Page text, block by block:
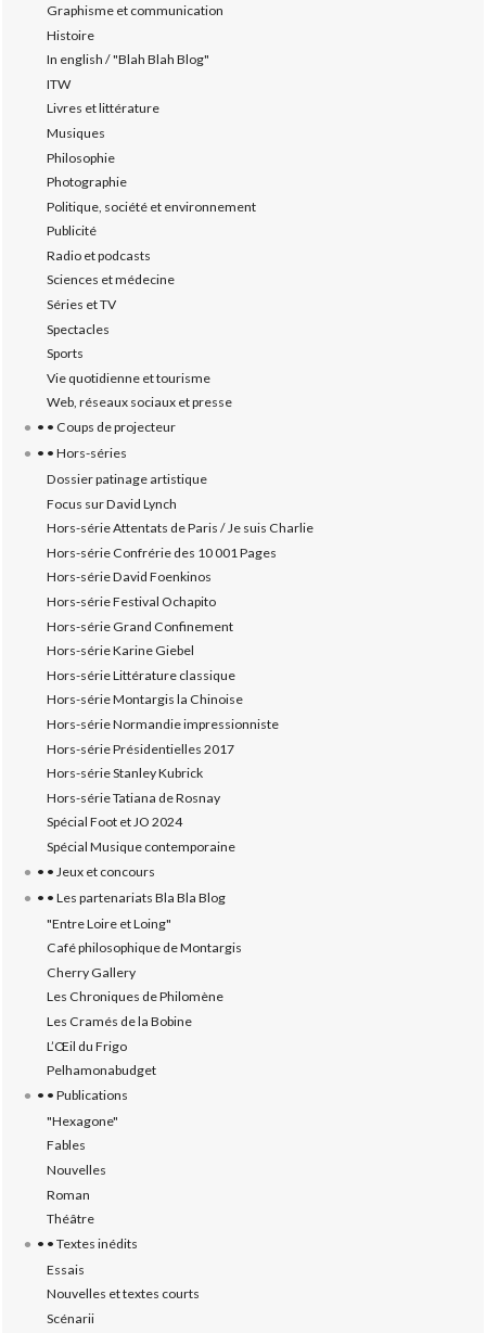
Graphisme et communication
Histoire
In english / "Blah Blah Blog"
ITW
Livres et littérature
Musiques
Philosophie
Photographie
Politique, société et environnement
Publicité
Radio et podcasts
Sciences et médecine
Séries et TV
Spectacles
Sports
Vie quotidienne et tourisme
Web, réseaux sociaux et presse
• • Coups de projecteur
• • Hors-séries
Dossier patinage artistique
Focus sur David Lynch
Hors-série Attentats de Paris / Je suis Charlie
Hors-série Confrérie des 10 001 Pages
Hors-série David Foenkinos
Hors-série Festival Ochapito
Hors-série Grand Confinement
Hors-série Karine Giebel
Hors-série Littérature classique
Hors-série Montargis la Chinoise
Hors-série Normandie impressionniste
Hors-série Présidentielles 2017
Hors-série Stanley Kubrick
Hors-série Tatiana de Rosnay
Spécial Foot et JO 2024
Spécial Musique contemporaine
• • Jeux et concours
• • Les partenariats Bla Bla Blog
"Entre Loire et Loing"
Café philosophique de Montargis
Cherry Gallery
Les Chroniques de Philomène
Les Cramés de la Bobine
L’‎Œil du Frigo
Pelhamonabudget
• • Publications
"Hexagone"
Fables
Nouvelles
Roman
Théâtre
• • Textes inédits
Essais
Nouvelles et textes courts
Scénarii